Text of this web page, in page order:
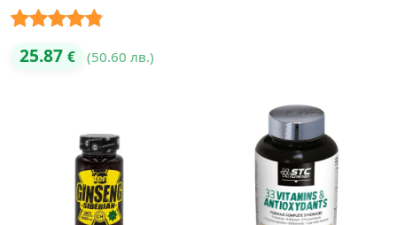
Оценено с
25.87 € (50.60 лв.)